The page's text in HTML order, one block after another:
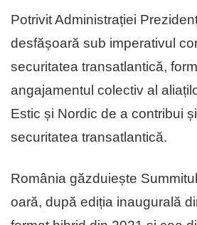
Potrivit Administrației
desfășoară sub imperativul
securitatea transatlantică,
angajamentul colectiv al
Estic și Nordic de a contribui
securitatea transatlantică.
România găzduiește
oară, după ediția inaugurală